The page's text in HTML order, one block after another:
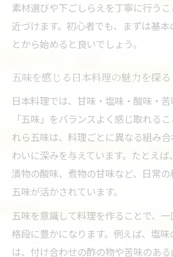
素材選びや下ごしらえを丁寧に行う
近づけます。初心者でも、まずは基
とから始めると良いでしょう。
五味を感じる日本料理の魅力を探る
日本料理では、甘味・塩味・酸味・
「五味」をバランスよく感じ取れる
れら五味は、料理ごとに異なる組み
わいに深みを与えています。たとえば
漬物の酸味、煮物の甘味など、日常
五味が活かされています。
五味を意識して料理を作ることで、
格段に豊かになります。例えば、塩
は、付け合わせの酢の物や苦味のあ